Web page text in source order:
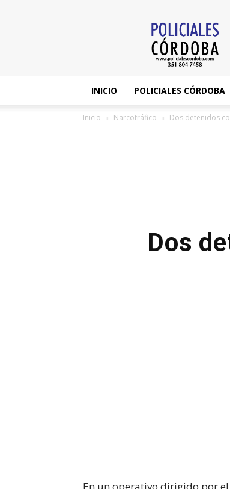
INICIO POLICIALES CÓRDOBA
Inicio Narcotráfico Dos detenidos
Dos